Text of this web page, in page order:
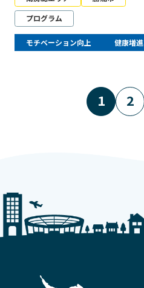
プログラム
モチベーション向上 健康増進
1 2